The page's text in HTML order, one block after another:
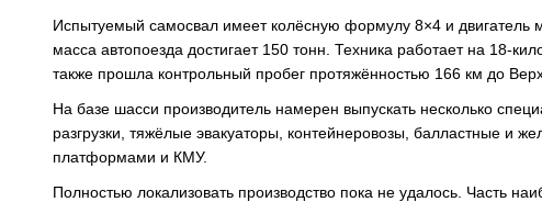
Испытуемый самосвал имеет колёсную формулу 8×4 и
масса автопоезда достигает 150 тонн. Техника работает на 18-
также прошла контрольный пробег протяжённостью 166 км до
На базе шасси производитель намерен выпускать несколько
разгрузки, тяжёлые эвакуаторы, контейнеровозы, балластные и
платформами и КМУ.
Полностью локализовать производство пока не удалось. Часть